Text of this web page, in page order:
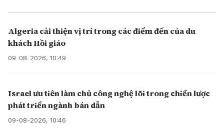
Algeria cải thiện vị trí trong các điểm đến của du
khách Hồi giáo
09-08-2026, 10:49
Israel ưu tiên làm chủ công nghệ lõi trong chiến lược
phát triển ngành bán dẫn
09-08-2026, 10:46